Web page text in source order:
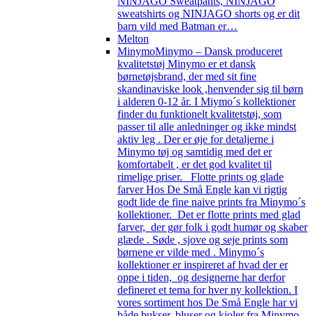
sweatshirts og NINJAGO shorts og er dit
barn vild med Batman er…
Melton
MinymoMinymo – Dansk produceret
kvalitetstøj Minymo er et dansk
børnetøjsbrand, der med sit fine
skandinaviske look ,henvender sig til børn
i alderen 0-12 år. I Miymo´s kollektioner
finder du funktionelt kvalitetstøj, som
passer til alle anledninger og ikke mindst
aktiv leg . Der er øje for detaljerne i
Minymo tøj og samtidig med det er
komfortabelt , er det god kvalitet til
rimelige priser. Flotte prints og glade
farver Hos De Små Engle kan vi rigtig
godt lide de fine naive prints fra Minymo´s
kollektioner. Det er flotte prints med glad
farver, der gør folk i godt humør og skaber
glæde . Søde , sjove og seje prints som
børnene er vilde med . Minymo´s
kollektioner er inspireret af hvad der er
oppe i tiden, og designerne har derfor
defineret et tema for hver ny kollektion. I
vores sortiment hos De Små Engle har vi